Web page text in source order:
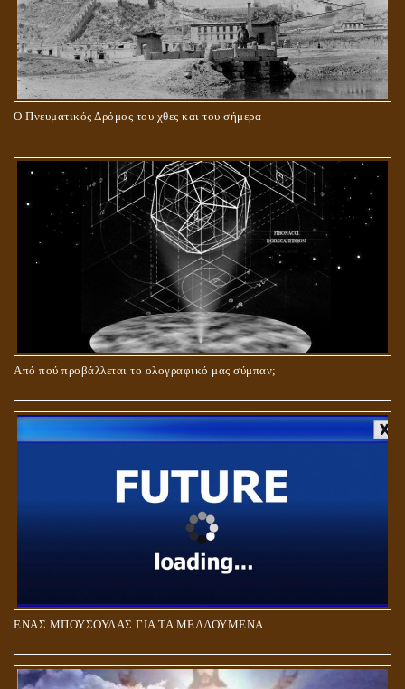
Ο Πνευματικός Δρόμος του χθες και του σήμερα
Από πού προβάλλεται το ολογραφικό μας σύμπαν;
ΕΝΑΣ ΜΠΟΥΣΟΥΛΑΣ ΓΙΑ ΤΑ ΜΕΛΛΟΥΜΕΝΑ
ΚΑΙ ΜΕ ΕΝΑΡΕΤΗ ΖΩΗ;
ΑΓΑΠΗ: ΚΑΤΑΣΤΑΣΗ Ή ΣΥΝΑΙΣΘΗΜΑ?
Η ΕΠΑΦΗ ΜΕ ΤΟ ΠΝΕΥΜΑ